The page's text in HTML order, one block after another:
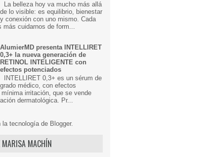
La belleza hoy va mucho más allá
de lo visible: es equilibrio, bienestar
y conexión con uno mismo. Cada
más cuidarnos de form...
AlumierMD presenta INTELLIRET
0,3+ la nueva generación de
RETINOL INTELIGENTE con
efectos potenciados
INTELLIRET 0,3+ es un sérum de
grado médico, con efectos
irritación, que se vende
dermatológica. Pr...
la tecnología de Blogger.
MARISA MACHÍN